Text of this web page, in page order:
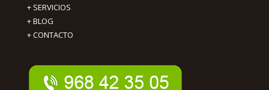
+ SERVICIOS
+BLOG
+CONTACTO